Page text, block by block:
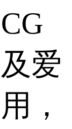
爱
，